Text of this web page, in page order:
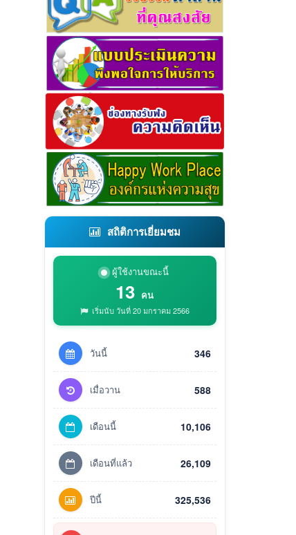
สถิติการเยี่ยมชม
ผู้ใช้งานขณะนี้
13 คน
เริ่มนับ วันที่ 20 มกราคม 2566
วันนี้ 346
เมื่อวาน 588
เดือนนี้ 10,106
เดือนที่แล้ว 26,109
ปีนี้ 325,536